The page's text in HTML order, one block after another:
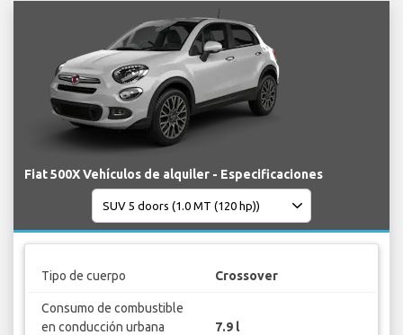
Fiat 500X Vehículos de alquiler - Especificaciones
Tipo de cuerpo Crossover
Consumo de combustible
en conducción urbana
7.9 l